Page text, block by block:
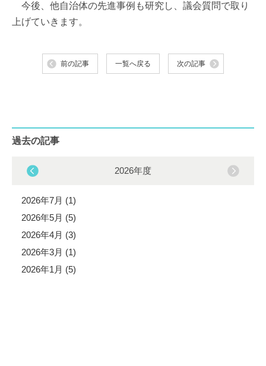
今後、他自治体の先進事例も研究し、議会質問で取り
上げていきます。
前の記事 一覧へ戻る 次の記事
過去の記事
2026年度
2026年7月 (1)
2026年5月 (5)
2026年4月 (3)
2026年3月 (1)
2026年1月 (5)